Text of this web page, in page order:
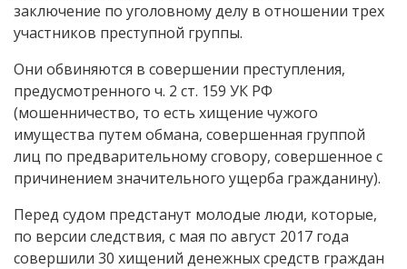
заключение по уголовному делу в отношении трех
участников преступной группы.
Они обвиняются в совершении преступления,
предусмотренного ч. 2 ст. 159 УК РФ
(мошенничество, то есть хищение чужого
имущества путем обмана, совершенная группой
лиц по предварительному сговору, совершенное с
причинением значительного ущерба гражданину).
Перед судом предстанут молодые люди, которые,
по версии следствия, с мая по август 2017 года
совершили 30 хищений денежных средств граждан